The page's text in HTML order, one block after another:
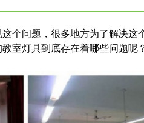
个问题，很多地方为了解决这
室灯具到底存在着哪些问题呢